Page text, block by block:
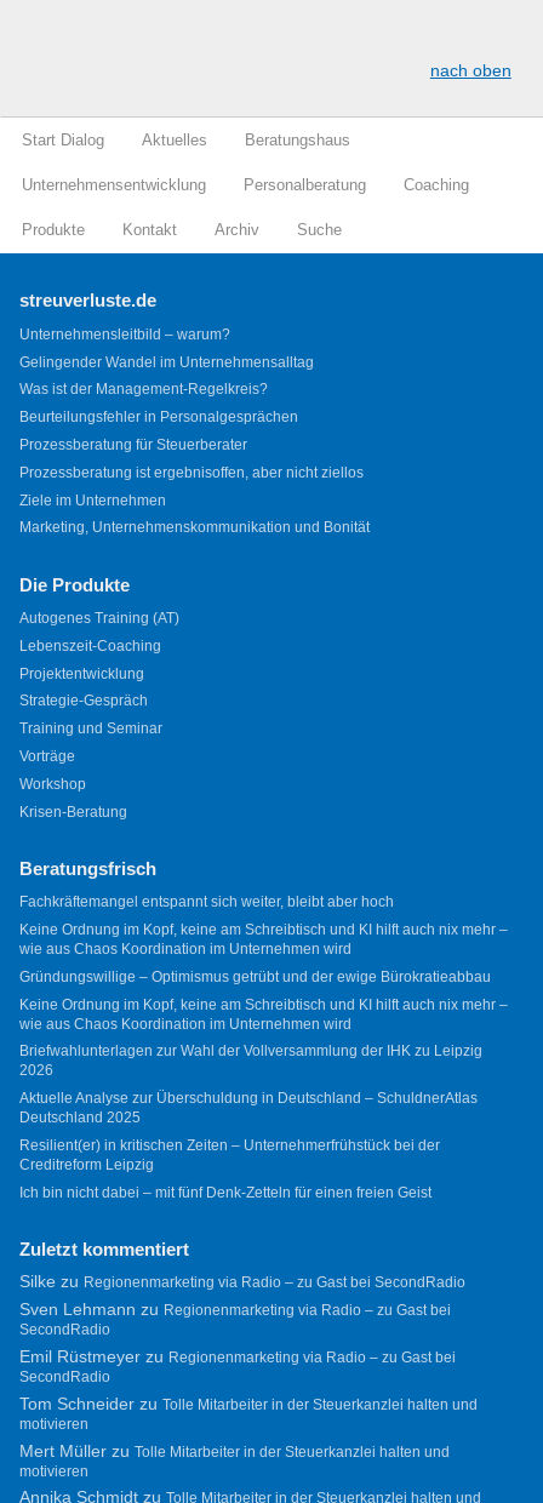
nach oben
Start Dialog Aktuelles Beratungshaus
Unternehmensentwicklung Personalberatung Coaching
Produkte Kontakt Archiv Suche
streuverluste.de
Unternehmensleitbild – warum?
Gelingender Wandel im Unternehmensalltag
Was ist der Management-Regelkreis?
Beurteilungsfehler in Personalgesprächen
Prozessberatung für Steuerberater
Prozessberatung ist ergebnisoffen, aber nicht ziellos
Ziele im Unternehmen
Marketing, Unternehmenskommunikation und Bonität
Die Produkte
Autogenes Training (AT)
Lebenszeit-Coaching
Projektentwicklung
Strategie-Gespräch
Training und Seminar
Vorträge
Workshop
Krisen-Beratung
Beratungsfrisch
Fachkräftemangel entspannt sich weiter, bleibt aber hoch
Keine Ordnung im Kopf, keine am Schreibtisch und KI hilft auch nix mehr –
wie aus Chaos Koordination im Unternehmen wird
Gründungswillige – Optimismus getrübt und der ewige Bürokratieabbau
Keine Ordnung im Kopf, keine am Schreibtisch und KI hilft auch nix mehr –
wie aus Chaos Koordination im Unternehmen wird
Briefwahlunterlagen zur Wahl der Vollversammlung der IHK zu Leipzig
2026
Aktuelle Analyse zur Überschuldung in Deutschland – SchuldnerAtlas
Deutschland 2025
Resilient(er) in kritischen Zeiten – Unternehmerfrühstück bei der
Creditreform Leipzig
Ich bin nicht dabei – mit fünf Denk-Zetteln für einen freien Geist
Zuletzt kommentiert
Silkezu Regionenmarketing via Radio – zu Gast bei SecondRadio
Sven Lehmann zu Regionenmarketing via Radio – zu Gast bei
SecondRadio
Emil Rüstmeyerzu Regionenmarketing via Radio – zu Gast bei
SecondRadio
Tom Schneiderzu Tolle Mitarbeiter in der Steuerkanzlei halten und
motivieren
Mert Müllerzu Tolle Mitarbeiter in der Steuerkanzlei halten und
motivieren
Annika Schmidtzu Tolle Mitarbeiter in der Steuerkanzlei halten und